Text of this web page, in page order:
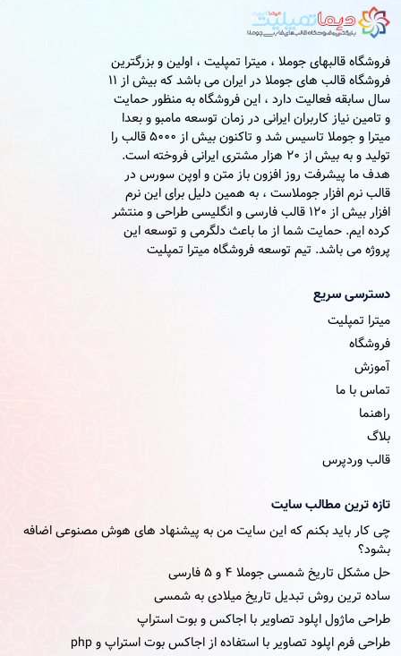
فروشگاه قالبهای جوملا ، میترا تمپلیت ، اولین و بزرگترین
فروشگاه قالب های جوملا در ایران می باشد که بیش از 11
سال سابقه فعالیت دارد ، این فروشگاه به منظور حمایت
و تامین نیاز کاربران ایرانی در زمان توسعه مامبو و بعدا
میترا و جوملا تاسیس شد و تاکنون بیش از 5000 قالب را
تولید و به بیش از 20 هزار مشتری ایرانی فروخته است.
هدف ما پیشرفت روز افزون باز متن و اوپن سورس در
قالب نرم افزار جوملاست ، به همین دلیل برای این نرم
افزار بیش از 120 قالب فارسی و انگلیسی طراحی و منتشر
کرده ایم. حمایت شما از ما باعث دلگرمی و توسعه این
پروژه می باشد. تیم توسعه فروشگاه میترا تمپلیت
دسترسی سریع
میترا تمپلیت
فروشگاه
آموزش
تماس با ما
راهنما
بلاگ
قالب وردپرس
تازه ترین مطالب سایت
چی کار باید بکنم که این سایت من به پیشنهاد های هوش مصنوعی اضافه
بشود؟
حل مشکل تاریخ شمسی جوملا ۴ و ۵ فارسی
ساده ترین روش تبدیل تاریخ میلادی به شمسی
طراحی ماژول اپلود تصاویر با اجاکس و بوت استراپ
طراحی فرم اپلود تصاویر با استفاده از اجاکس بوت استراپ و php